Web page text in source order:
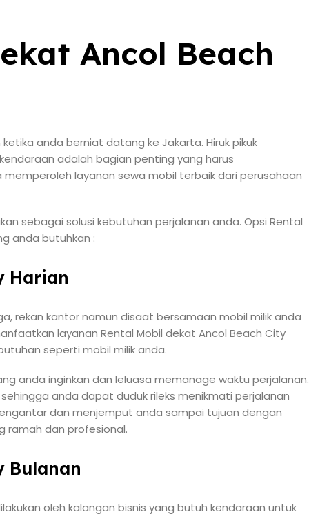
Ancol Beach
anda berniat datang ke Jakarta. Hiruk pikuk
adalah bagian penting yang harus
layanan sewa mobil terbaik dari perusahaan
sebagai solusi kebutuhan perjalanan anda. Opsi Rental
anda butuhkan :
Harian
rekan kantor namun disaat bersamaan mobil milik anda
layanan Rental Mobil dekat Ancol Beach City
seperti mobil milik anda.
anda inginkan dan leluasa memanage waktu perjalanan.
anda dapat duduk rileks menikmati perjalanan
dan menjemput anda sampai tujuan dengan
ramah dan profesional.
Bulanan
oleh kalangan bisnis yang butuh kendaraan untuk